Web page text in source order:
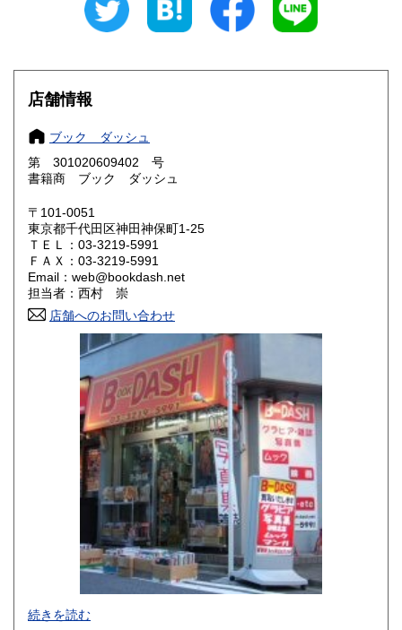
600円 三重県
滋賀県 600円 京都府 600円
大阪府
奈良県
鳥取県 600円
岡山県 600円
山口県 600円
香川県
福岡県
600円 長崎県
600円 大分県
600円 鹿児島県
600円
店舗情報
ブック ダッシュ
第 301020609402 号
書籍商 ブック ダッシュ
〒101-0051
東京都千代田区神田神保町1-25
ＴＥＬ：03-3219-5991
ＦＡＸ：03-3219-5991
Email：web@bookdash.net
担当者：西村 崇
店舗へのお問い合わせ
新旧女優・アイドルのグラビア、なつかしの本
映画・特撮、ゲーム・アニメ古漫画などの趣味本は当店にお
続きを読む